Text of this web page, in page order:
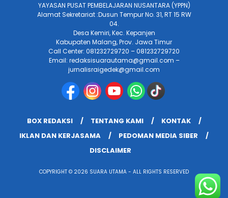
YAYASAN PUSAT PEMBELAJARAN NUSANTARA (YPPN)
Alamat Sekretariat :Dusun Tempur No. 31, RT 15 RW
04.
Desa Kemiri, Kec. Kepanjen
Kabupaten Malang, Prov. Jawa Timur
Call Center: 081232729720 – 081232729720
Email: redaksisuarautama@gmail.com –
jurnalisraigedek@gmail.com
BOX REDAKSI TENTANG KAMI
KONTAK
IKLAN DAN KERJASAMA
PEDOMAN MEDIA SIBER
DISCLAIMER
COPYRIGHT © 2026 SUARA UTAMA - ALL RIGHTS RESERVED